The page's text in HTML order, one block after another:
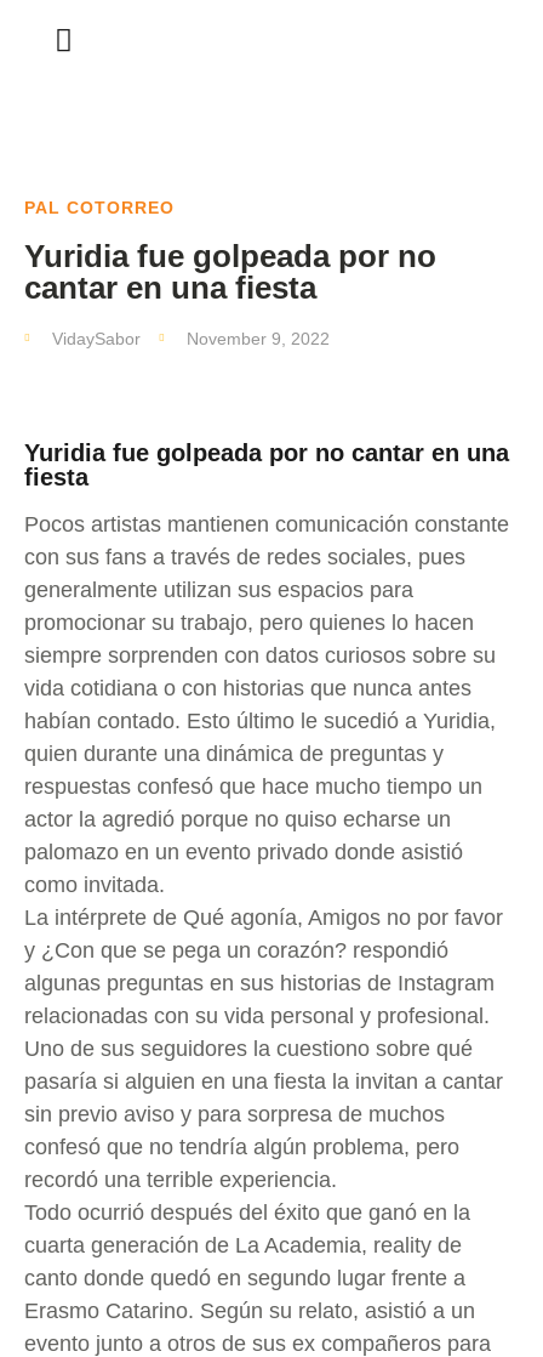
PAL COTORREO
Yuridia fue golpeada por no
cantar en una fiesta
VidaySabor November 9, 2022
Yuridia fue golpeada por no cantar en una
fiesta
Pocos artistas mantienen comunicación constante
con sus fans a través de redes sociales, pues
generalmente utilizan sus espacios para
promocionar su trabajo, pero quienes lo hacen
siempre sorprenden con datos curiosos sobre su
vida cotidiana o con historias que nunca antes
habían contado. Esto último le sucedió a Yuridia,
quien durante una dinámica de preguntas y
respuestas confesó que hace mucho tiempo un
actor la agredió porque no quiso echarse un
palomazo en un evento privado donde asistió
como invitada.
La intérprete de Qué agonía, Amigos no por favor
y ¿Con que se pega un corazón? respondió
algunas preguntas en sus historias de Instagram
relacionadas con su vida personal y profesional.
Uno de sus seguidores la cuestiono sobre qué
pasaría si alguien en una fiesta la invitan a cantar
sin previo aviso y para sorpresa de muchos
confesó que no tendría algún problema, pero
recordó una terrible experiencia.
Todo ocurrió después del éxito que ganó en la
cuarta generación de La Academia, reality de
canto donde quedó en segundo lugar frente a
Erasmo Catarino. Según su relato, asistió a un
evento junto a otros de sus ex compañeros para